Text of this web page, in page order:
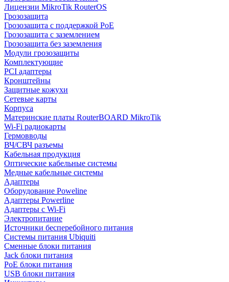
Лицензии MikroTik RouterOS
Грозозащита
Грозозащита с поддержкой PoE
Грозозащита с заземлением
Грозозащита без заземления
Модули грозозащиты
Комплектующие
PCI адаптеры
Кронштейны
Защитные кожухи
Сетевые карты
Корпуса
Материнские платы RouterBOARD MikroTik
Wi-Fi радиокарты
Гермовводы
ВЧ/СВЧ разъемы
Кабельная продукция
Оптические кабельные системы
Медные кабельные системы
Адаптеры
Оборудование Poweline
Адаптеры Powerline
Адаптеры с Wi-Fi
Электропитание
Источники бесперебойного питания
Системы питания Ubiquiti
Сменные блоки питания
Jack блоки питания
PoE блоки питания
USB блоки питания